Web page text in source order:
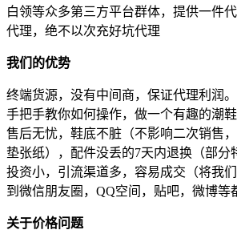
白领等众多第三方平台群体，提供一件
代理，绝不以次充好坑代理
我们的优势
终端货源，没有中间商，保证代理利润。
手把手教你如何操作，做一个有趣的潮
售后无忧，鞋底不脏（不影响二次销售
垫张纸），配件没丢的7天内退换（部分
投资小，引流渠道多，容易成交（将我
到微信朋友圈，QQ空间，贴吧，微博等
关于价格问题